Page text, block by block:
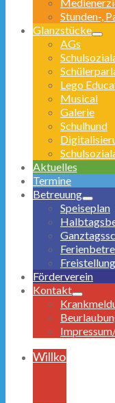
Stunden-,
Glanzstücke
AGs
Lego
Musical
Galerie
Schulhund
Aktuelles
Termine
Betreuung
Speiseplan
Förderverein
Kontakt
Willkommen